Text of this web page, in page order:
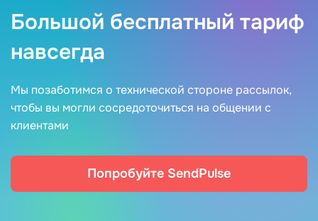
Большой бесплатный тариф
навсегда
Мы позаботимся о технической стороне рассылок,
чтобы вы могли сосредоточиться на общении с
клиентами
Попробуйте SendPulse